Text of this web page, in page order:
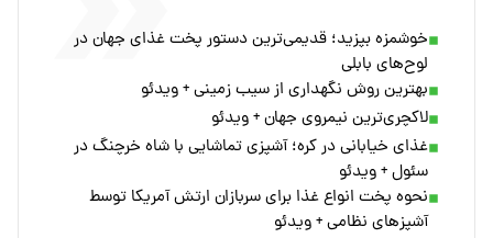
خوشمزه بپزید؛ قدیمی‌ترین دستور پخت غذای جهان در
لوح‌های بابلی
بهترین روش نگهداری از سیب زمینی + ویدئو
لاکچری‌ترین نیمروی جهان + ویدئو
غذای خیابانی در کره؛ آشپزی تماشایی با شاه خرچنگ در
سئول + ویدئو
نحوه پخت انواع غذا برای سربازان ارتش آمریکا توسط
آشپزهای نظامی + ویدئو